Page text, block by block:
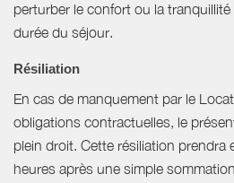
perturber le confort ou la
durée du séjour.
Résiliation
En cas de manquement par le
obligations contractuelles, le
plein droit. Cette résiliation prendra
heures après une simple